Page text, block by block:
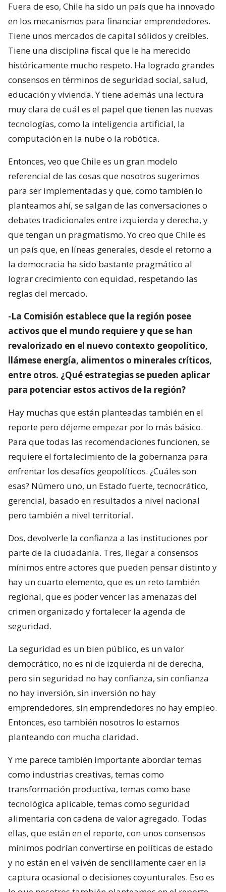
Fuera de eso, Chile ha sido un país que ha innovado
en los mecanismos para financiar emprendedores.
Tiene unos mercados de capital sólidos y creíbles.
Tiene una disciplina fiscal que le ha merecido
históricamente mucho respeto. Ha logrado grandes
consensos en términos de seguridad social, salud,
educación y vivienda. Y tiene además una lectura
muy clara de cuál es el papel que tienen las nuevas
tecnologías, como la inteligencia artificial, la
computación en la nube o la robótica.
Entonces, veo que Chile es un gran modelo
referencial de las cosas que nosotros sugerimos
para ser implementadas y que, como también lo
planteamos ahí, se salgan de las conversaciones o
debates tradicionales entre izquierda y derecha, y
que tengan un pragmatismo. Yo creo que Chile es
un país que, en líneas generales, desde el retorno a
la democracia ha sido bastante pragmático al
lograr crecimiento con equidad, respetando las
reglas del mercado.
-La Comisión establece que la región posee
activos que el mundo requiere y que se han
revalorizado en el nuevo contexto geopolítico,
llámese energía, alimentos o minerales críticos,
entre otros. ¿Qué estrategias se pueden aplicar
para potenciar estos activos de la región?
Hay muchas que están planteadas también en el
reporte pero déjeme empezar por lo más básico.
Para que todas las recomendaciones funcionen, se
requiere el fortalecimiento de la gobernanza para
enfrentar los desafíos geopolíticos. ¿Cuáles son
esas? Número uno, un Estado fuerte, tecnocrático,
gerencial, basado en resultados a nivel nacional
pero también a nivel territorial.
Dos, devolverle la confianza a las instituciones por
parte de la ciudadanía. Tres, llegar a consensos
mínimos entre actores que pueden pensar distinto y
hay un cuarto elemento, que es un reto también
regional, que es poder vencer las amenazas del
crimen organizado y fortalecer la agenda de
seguridad.
La seguridad es un bien público, es un valor
democrático, no es ni de izquierda ni de derecha,
pero sin seguridad no hay confianza, sin confianza
no hay inversión, sin inversión no hay
emprendedores, sin emprendedores no hay empleo.
Entonces, eso también nosotros lo estamos
planteando con mucha claridad.
Y me parece también importante abordar temas
como industrias creativas, temas como
transformación productiva, temas como base
tecnológica aplicable, temas como seguridad
alimentaria con cadena de valor agregado. Todas
ellas, que están en el reporte, con unos consensos
mínimos podrían convertirse en políticas de estado
y no están en el vaivén de sencillamente caer en la
captura ocasional o decisiones coyunturales. Eso es